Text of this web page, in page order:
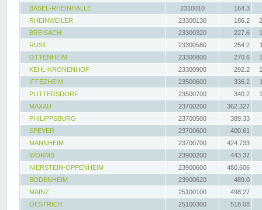
BASEL-RHEINHALLE
2310010
164.3
RHEINWEILER
23300130 186.2
BREISACH
23300320 227.6
RUST
23300580 254.2
OTTENHEIM
23300800 270.6
KEHL-KRONENHOF
23300900 292.2
IFFEZHEIM
23500600 336.2
PLITTERSDORF
23500700 340.2
MAXAU
23700200
362.327
PHILIPPSBURG
23700500
389.33
SPEYER
23700600
400.61
MANNHEIM
23700700
424.733
WORMS
23900200
443.37
NIERSTEIN-OPPENHEIM
23900600
480.606
BODENHEIM
23900620
489.0
MAINZ
25100100
498.27
OESTRICH
25100300
518.08